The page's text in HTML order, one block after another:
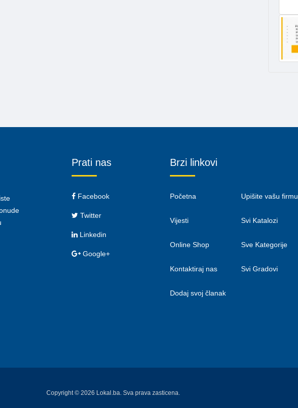
Prati nas
Facebook
Twitter
Linkedin
Google+
Brzi linkovi
Početna
Vijesti
Online Shop
Kontaktiraj nas
Dodaj svoj članak
Upišite vašu firmu
Svi Katalozi
Sve Kategorije
Svi Gradovi
Copyright © 2026 Lokal.ba. Sva prava zasticena.